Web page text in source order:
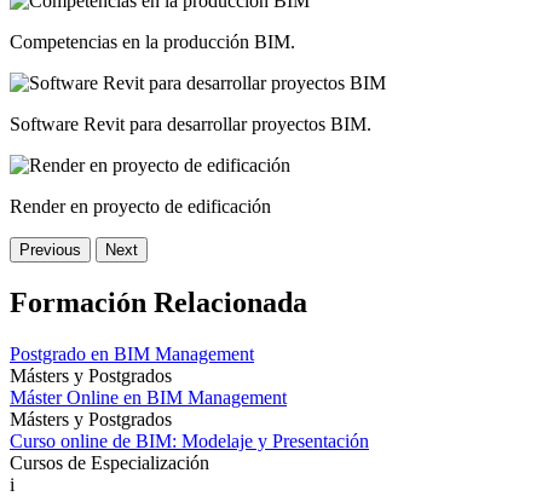
Competencias en la producción BIM.
Software Revit para desarrollar proyectos BIM.
Render en proyecto de edificación
Previous Next
Formación Relacionada
Postgrado en BIM Management
Másters y Postgrados
Máster Online en BIM Management
Másters y Postgrados
Curso online de BIM: Modelaje y Presentación
Cursos de Especialización
i